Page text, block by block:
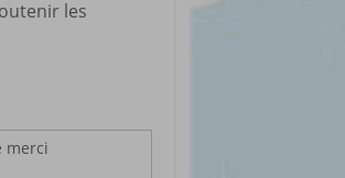
les
merci